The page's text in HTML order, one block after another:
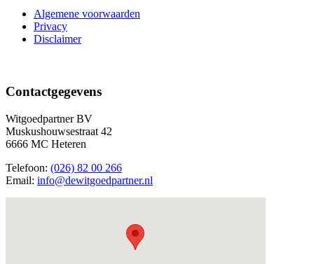
Algemene voorwaarden
Privacy
Disclaimer
Contactgegevens
Witgoedpartner BV
Muskushouwsestraat 42
6666 MC Heteren
Telefoon: (026) 82 00 266
Email: info@dewitgoedpartner.nl